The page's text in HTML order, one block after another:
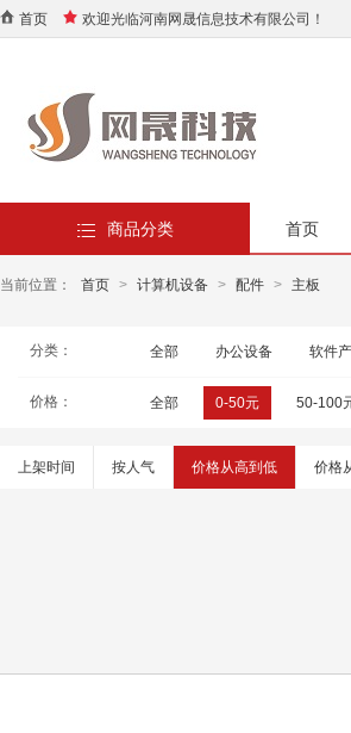
首页 欢迎光临河南网晟信息技术有限公司！
商品分类 首页
当前位置： 首页 > 计算机设备 > 配件 > 主板
分类： 全部 办公设备 软件
价格： 全部 0-50元 50-100
上架时间 按人气 价格从高到低 价格